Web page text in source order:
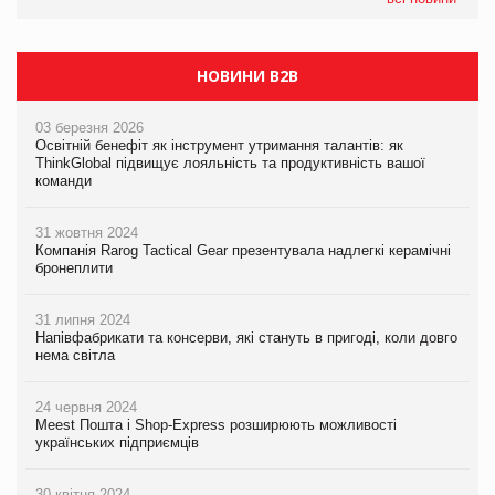
НОВИНИ B2B
03 березня 2026
Освітній бенефіт як інструмент утримання талантів: як
ThinkGlobal підвищує лояльність та продуктивність вашої
команди
31 жовтня 2024
Компанія Rarog Tactical Gear презентувала надлегкі керамічні
бронеплити
31 липня 2024
Напівфабрикати та консерви, які стануть в пригоді, коли довго
нема світла
24 червня 2024
Meest Пошта і Shop-Express розширюють можливості
українських підприємців